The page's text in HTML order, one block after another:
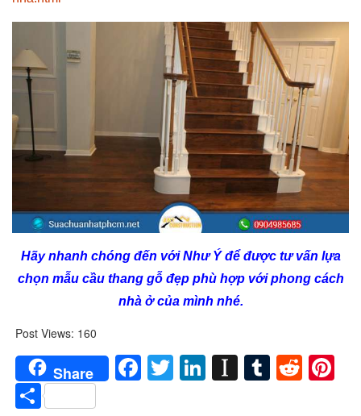
Hãy nhanh chóng đến với Như Ý để được tư vấn lựa
chọn mẫu cầu thang gỗ đẹp phù hợp với phong cách
nhà ở của mình nhé.
Post Views: 160
Share Facebook
Twitter
LinkedIn
Instapaper
Tumblr
Share